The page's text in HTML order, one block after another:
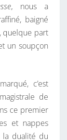
, nous a
baigné
quelque part
un soupçon
c’est
de
ce premier
et nappes
la dualité du